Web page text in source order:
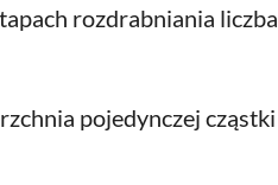
rozdrabniania
pojedynczej